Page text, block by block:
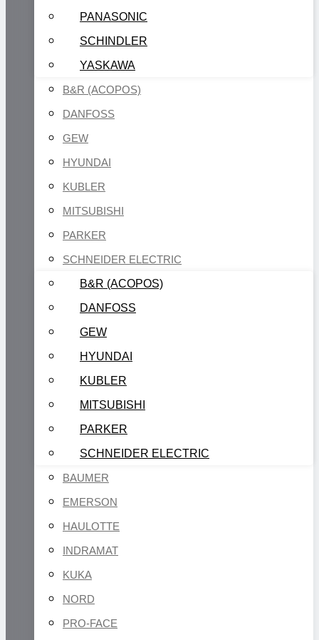
PANASONIC
SCHINDLER
YASKAWA
B&R (ACOPOS)
DANFOSS
GEW
HYUNDAI
KUBLER
MITSUBISHI
PARKER
SCHNEIDER ELECTRIC
B&R (ACOPOS)
DANFOSS
GEW
HYUNDAI
KUBLER
MITSUBISHI
PARKER
SCHNEIDER ELECTRIC
BAUMER
EMERSON
HAULOTTE
INDRAMAT
KUKA
NORD
PRO-FACE